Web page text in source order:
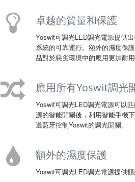
卓越的質量和保護
Yoswit可調光LED調光電源提供
系統的可靠運行。額外的濕度保
品對於惡劣環境中的應用更加耐用
應用所有Yoswit調光
Yoswit可調光LED調光電源可以
源的智能開關後，利用智能手機
過藍牙控制Yoswit的調光開關。
額外的濕度保護
Yoswit可調光LED調光電源提供額